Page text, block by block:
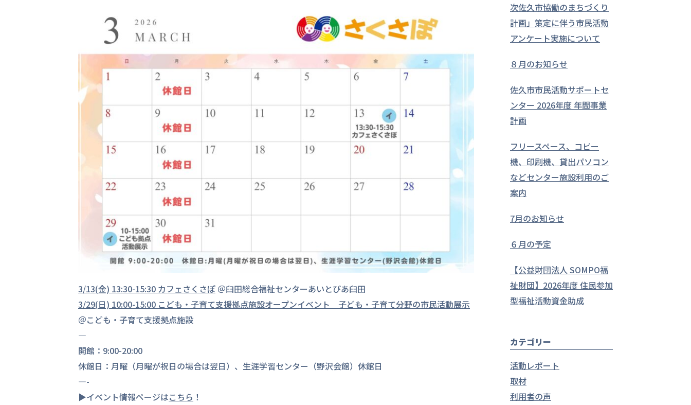
3/13(金) 13:30-15:30 カフェさくさぽ ＠臼田総合福祉センターあいとぴあ臼田
3/29(日) 10:00-15:00 こども・子育て支援拠点施設オープンイベント 子ども・子育て分野の市民活動展示
＠こども・子育て支援拠点施設
—
開館：9:00-20:00
休館日：月曜（月曜が祝日の場合は翌日）、生涯学習センター（野沢会館）休館日
—-
▶︎イベント情報ページはこちら ！
次佐久市協働のまちづくり
計画」策定に伴う市民活動
アンケート実施について
８月のお知らせ
佐久市市民活動サポートセ
ンター 2026年度 年間事業
計画
フリースペース、コピー
機、印刷機、貸出パソコン
などセンター施設利用のご
案内
7月のお知らせ
６月の予定
【公益財団法人 SOMPO福
祉財団】2026年度 住民参加
型福祉活動資金助成
カテゴリー
活動レポート
取材
利用者の声